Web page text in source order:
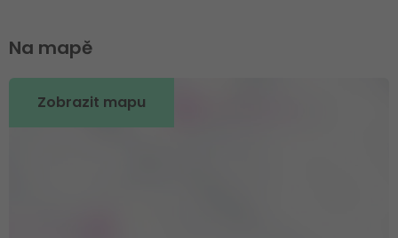
Na mapě
Zobrazit mapu